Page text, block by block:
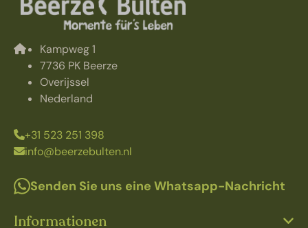
Kampweg 1
7736 PK Beerze
Overijssel
Nederland
+31 523 251 398
info@beerzebulten.nl
Senden Sie uns eine Whatsapp-Nachricht
Informationen